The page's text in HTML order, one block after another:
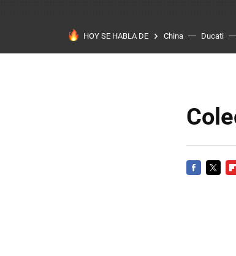
HOY SE HABLA DE China Ducati